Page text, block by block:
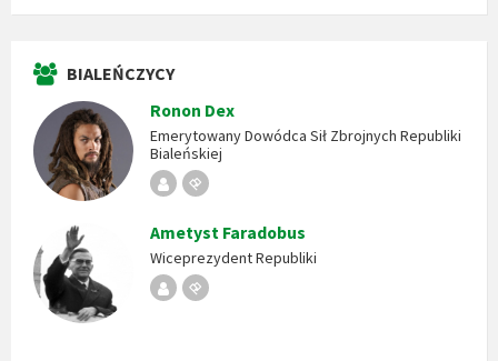
BIALEŃCZYCY
Ronon Dex
Emerytowany Dowódca Sił Zbrojnych Republiki
Bialeńskiej
RepublikaStempel
Ametyst Faradobus
Wiceprezydent Republiki
RepublikaStempel